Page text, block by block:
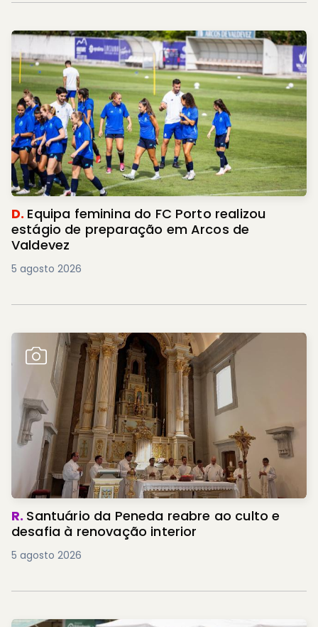
D. Equipa feminina do FC Porto realizou
estágio de preparação em Arcos de
Valdevez
5 agosto 2026
R. Santuário da Peneda reabre ao culto e
desafia à renovação interior
5 agosto 2026